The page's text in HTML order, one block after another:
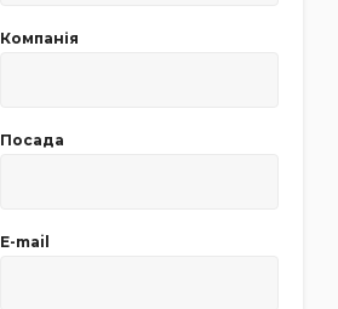
Компанія
Посада
E-mail